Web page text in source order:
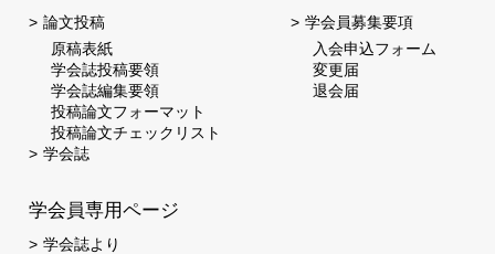
論文投稿
原稿表紙
学会誌投稿要領
学会誌編集要領
投稿論文フォーマット
投稿論文チェックリスト
学会誌
学会員募集要項
入会申込フォーム
変更届
退会届
学会員専用ページ
学会誌より